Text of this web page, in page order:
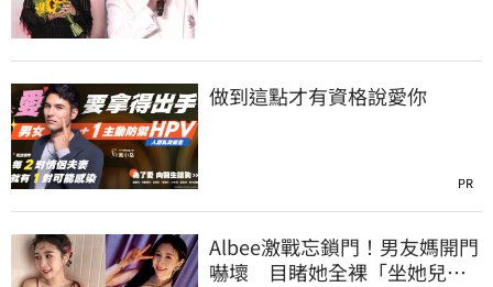
做到這點才有資格說愛你
PR
Albee激戰忘鎖門！男友媽開門
嚇壞 目睹她全裸「坐她兒子